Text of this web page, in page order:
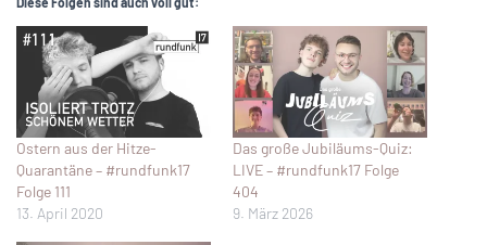
Ostern aus der Hitze-
Quarantäne – #rundfunk17
Folge 111
13. April 2020
Das große Jubiläums-Quiz:
LIVE – #rundfunk17 Folge
404
9. März 2026